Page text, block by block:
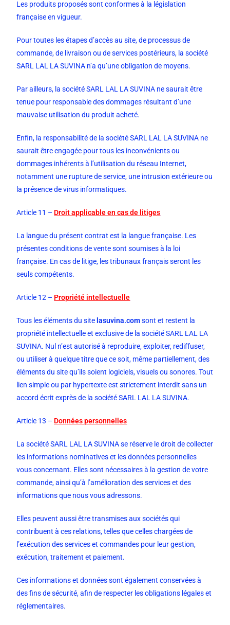
Les produits proposés sont conformes à la législation
française en vigueur.
Pour toutes les étapes d’accès au site, de processus de
commande, de livraison ou de services postérieurs, la société
SARL LAL LA SUVINA n’a qu’une obligation de moyens.
Par ailleurs, la société SARL LAL LA SUVINA ne saurait être
tenue pour responsable des dommages résultant d’une
mauvaise utilisation du produit acheté.
Enfin, la responsabilité de la société SARL LAL LA SUVINA ne
saurait être engagée pour tous les inconvénients ou
dommages inhérents à l’utilisation du réseau Internet,
notamment une rupture de service, une intrusion extérieure ou
la présence de virus informatiques.
Article 11 – Droit applicable en cas de litiges
La langue du présent contrat est la langue française. Les
présentes conditions de vente sont soumises à la loi
française. En cas de litige, les tribunaux français seront les
seuls compétents.
Article 12 – Propriété intellectuelle
Tous les éléments du site lasuvina.comsont et restent la
propriété intellectuelle et exclusive de la société SARL LAL LA
SUVINA. Nul n’est autorisé à reproduire, exploiter, rediffuser,
ou utiliser à quelque titre que ce soit, même partiellement, des
éléments du site qu’ils soient logiciels, visuels ou sonores. Tout
lien simple ou par hypertexte est strictement interdit sans un
accord écrit exprès de la société SARL LAL LA SUVINA.
Article 13 – Données personnelles
La société SARL LAL LA SUVINA se réserve le droit de collecter
les informations nominatives et les données personnelles
vous concernant. Elles sont nécessaires à la gestion de votre
commande, ainsi qu’à l’amélioration des services et des
informations que nous vous adressons.
Elles peuvent aussi être transmises aux sociétés qui
contribuent à ces relations, telles que celles chargées de
l’exécution des services et commandes pour leur gestion,
exécution, traitement et paiement.
Ces informations et données sont également conservées à
des fins de sécurité, afin de respecter les obligations légales et
réglementaires.